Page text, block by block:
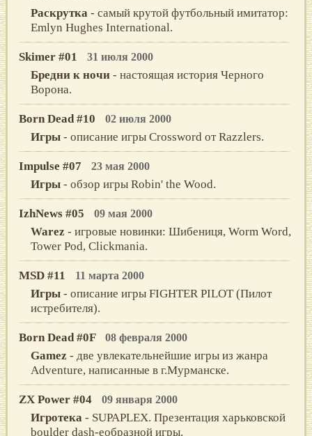
Раскрутка - самый крутой футбольный имитатор:
Emlyn Hughes International.
Skimer #01 31 июля 2000
Бредни к ночи - настоящая история Черного
Ворона.
Born Dead #10 02 июля 2000
Игры - описание игры Crossword от Razzlers.
Impulse #07 23 мая 2000
Игры - обзор игры Robin' the Wood.
IzhNews #05 09 мая 2000
Warez - игровые новинки: Шибениця, Worm Word,
Tower Pod, Clickmania.
MSD #11 11 марта 2000
Игры - описание игры FIGHTER PILOT (Пилот
истребителя).
Born Dead #0F 08 февраля 2000
Gamez - две увлекательнейшие игры из жанра
Adventure, написанные в г.Мурманске.
ZX Power #04 09 января 2000
Игротека - SUPAPLEX. Презентация харьковской
boulder dash-еобразной игры.